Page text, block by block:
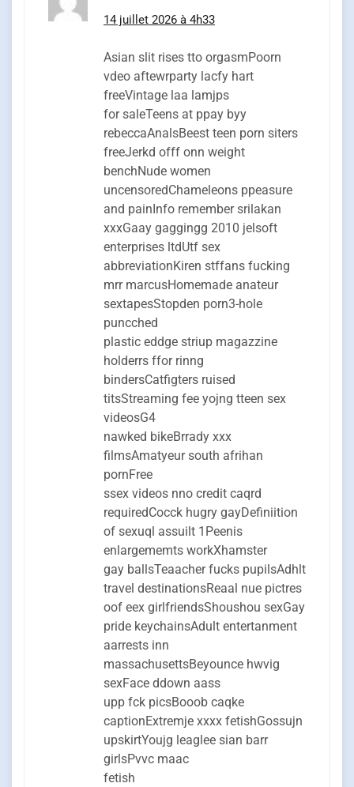
14 juillet 2026 à 4h33
Asian slit rises tto orgasmPoorn
vdeo aftewrparty lacfy hart
freeVintage laa lamjps
for saleTeens at ppay byy
rebeccaAnalsBeest teen porn siters
freeJerkd offf onn weight
benchNude women
uncensoredChameleons ppeasure
and painInfo remember srilakan
xxxGaay gaggingg 2010 jelsoft
enterprises ltdUtf sex
abbreviationKiren stffans fucking
mrr marcusHomemade anateur
sextapesStopden porn3-hole
puncched
plastic eddge striup magazzine
holderrs ffor rinng
bindersCatfigters ruised
titsStreaming fee yojng tteen sex
videosG4
nawked bikeBrrady xxx
filmsAmatyeur south afrihan
pornFree
ssex videos nno credit caqrd
requiredCocck hugry gayDefiniition
of sexuql assuilt 1Peenis
enlargememts workXhamster
gay ballsTeaacher fucks pupilsAdhlt
travel destinationsReaal nue pictres
oof eex girlfriendsShoushou sexGay
pride keychainsAdult entertanment
aarrests inn
massachusettsBeyounce hwvig
sexFace ddown aass
upp fck picsBooob caqke
captionExtremje xxxx fetishGossujn
upskirtYoujg leaglee sian barr
girlsPvvc maac
fetish